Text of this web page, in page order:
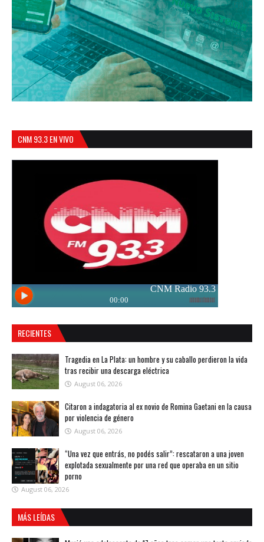
CNM 93.3 EN VIVO
RECIENTES
Tragedia en La Plata: un hombre y su caballo perdieron la vida
tras recibir una descarga eléctrica
August 06, 2026
Citaron a indagatoria al ex novio de Romina Gaetani en la causa
por violencia de género
August 06, 2026
“Una vez que entrás, no podés salir”: rescataron a una joven
explotada sexualmente por una red que operaba en un sitio
porno
August 06, 2026
MÁS LEÍDAS